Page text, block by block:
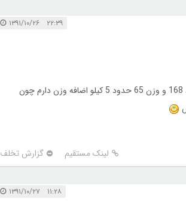
۲۲:۳۹ ۱۳۹۱/۱۰/۲۶
مال من 24 شد البته این فرمول نوع استخوان بندی رو در نظر نمیگیره. مثلا من با قد 168 و وزن 65 حدود 5 کیلو اضافه وزن دارم چون
لینک مستقیم گزارش تخلف
۱۱:۲۸ ۱۳۹۱/۱۰/۲۷